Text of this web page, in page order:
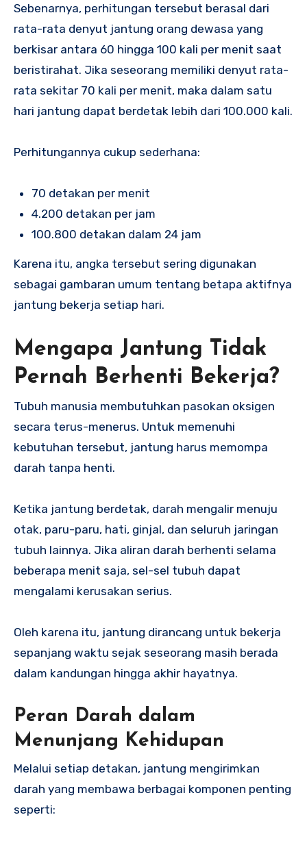
Sebenarnya, perhitungan tersebut berasal dari
rata-rata denyut jantung orang dewasa yang
berkisar antara 60 hingga 100 kali per menit saat
beristirahat. Jika seseorang memiliki denyut rata-
rata sekitar 70 kali per menit, maka dalam satu
hari jantung dapat berdetak lebih dari 100.000 kali.
Perhitungannya cukup sederhana:
70 detakan per menit
4.200 detakan per jam
100.800 detakan dalam 24 jam
Karena itu, angka tersebut sering digunakan
sebagai gambaran umum tentang betapa aktifnya
jantung bekerja setiap hari.
Mengapa Jantung Tidak
Pernah Berhenti Bekerja?
Tubuh manusia membutuhkan pasokan oksigen
secara terus-menerus. Untuk memenuhi
kebutuhan tersebut, jantung harus memompa
darah tanpa henti.
Ketika jantung berdetak, darah mengalir menuju
otak, paru-paru, hati, ginjal, dan seluruh jaringan
tubuh lainnya. Jika aliran darah berhenti selama
beberapa menit saja, sel-sel tubuh dapat
mengalami kerusakan serius.
Oleh karena itu, jantung dirancang untuk bekerja
sepanjang waktu sejak seseorang masih berada
dalam kandungan hingga akhir hayatnya.
Peran Darah dalam
Menunjang Kehidupan
Melalui setiap detakan, jantung mengirimkan
darah yang membawa berbagai komponen penting
seperti: